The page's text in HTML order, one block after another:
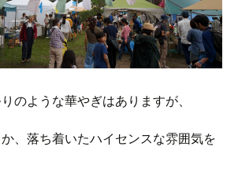
のような華やぎはありますが、
、落ち着いたハイセンスな雰囲気を